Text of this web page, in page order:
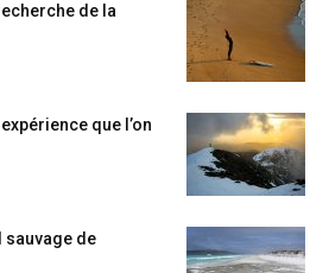
de la
que l’on
sauvage de